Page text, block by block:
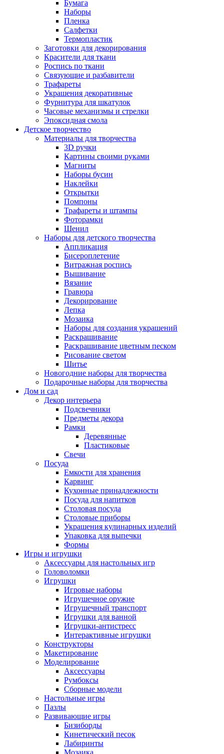
Бумага
Наборы
Пленка
Салфетки
Термопластик
Заготовки для декорирования
Красители для ткани
Роспись по ткани
Связующие и разбавители
Трафареты
Украшения декоративные
Фурнитура для шкатулок
Часовые механизмы и стрелки
Эпоксидная смола
Детское творчество
Материалы для творчества
3D ручки
Картины своими руками
Магниты
Наборы бусин
Наклейки
Открытки
Помпоны
Трафареты и штампы
Фоторамки
Шенил
Наборы для детского творчества
Аппликация
Бисероплетение
Витражная роспись
Вышивание
Вязание
Гравюра
Декорирование
Лепка
Мозаика
Наборы для создания украшений
Раскрашивание
Раскрашивание цветным песком
Рисование светом
Шитье
Новогодние наборы для творчества
Подарочные наборы для творчества
Дом и сад
Декор интерьера
Подсвечники
Предметы декора
Рамки
Деревянные
Пластиковые
Свечи
Посуда
Емкости для хранения
Карвинг
Кухонные принадлежности
Посуда для напитков
Столовая посуда
Столовые приборы
Украшения кулинарных изделий
Упаковка для выпечки
Формы
Игры и игрушки
Аксессуары для настольных игр
Головоломки
Игрушки
Игровые наборы
Игрушечное оружие
Игрушечный транспорт
Игрушки для ванной
Игрушки-антистресс
Интерактивные игрушки
Конструкторы
Макетирование
Моделирование
Аксессуары
Румбоксы
Сборные модели
Настольные игры
Пазлы
Развивающие игры
Бизиборды
Кинетический песок
Лабиринты
Мозаика